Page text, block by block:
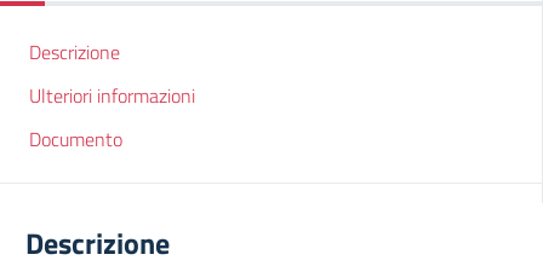
Descrizione
Ulteriori informazioni
Documento
Descrizione